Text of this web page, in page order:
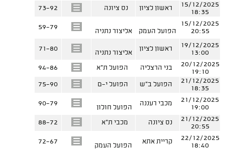
15/12/2025
18:35
ראשון לציון נס ציונה 73-92
15/12/2025
20:55
הפועל העמק אליצור נתניה
59-79
19/12/2025
13:00
ראשון לציון
אליצור נתניה
71-80
20/12/2025
19:10
בני הרצליה הפועל ת"א
94-86
21/12/2025
18:35
הפועל ב"ש הפועל י-ם 75-90
21/12/2025
19:00
מכבי רעננה
הפועל חולון
90-79
21/12/2025
20:55
נס ציונה מכבי ת"א 88-72
22/12/2025
18:40
קריית אתא
הפועל העמק
72-67